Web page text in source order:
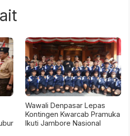
Wawali Denpasar Lepas
Kontingen Kwarcab Pramuka
Ikuti Jambore Nasional